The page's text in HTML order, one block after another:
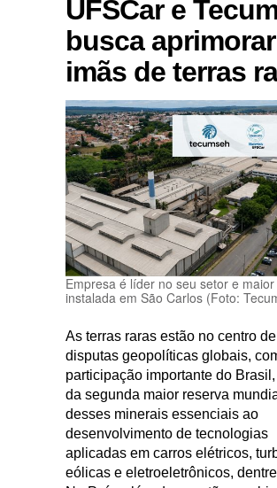
UFSCar e
busca aprimorar
imãs de terras
Empresa é líder no seu setor e
instalada em São Carlos (Foto:
As terras raras estão no centro de
disputas geopolíticas globais,
participação importante do
da segunda maior reserva
desses minerais essenciais ao
desenvolvimento de tecnologias
aplicadas em carros elétricos,
eólicas e eletroeletrônicos,